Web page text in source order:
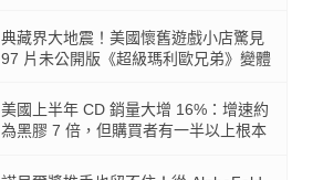
典藏界大地震！美國懷舊遊戲小店驚見
97 片未公開版《超級瑪利歐兄弟》變體
美國上半年 CD 銷量大增 16%：增速約
為黑膠 7 倍，但購買者有一半以上根本